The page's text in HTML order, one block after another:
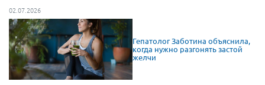
02.07.2026
Гепатолог Заботина объяснила,
когда нужно разгонять застой
желчи